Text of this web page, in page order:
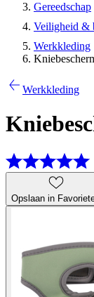
Gereedschap
Veiligheid &
Werkkleding
Werkkleding
Opslaan in